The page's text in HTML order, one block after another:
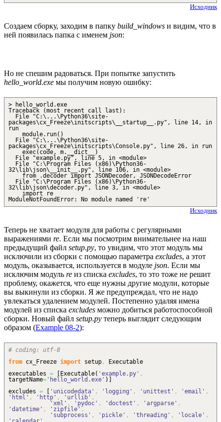
Исходник
Создаем сборку, заходим в папку build_windows и видим, что в
ней появилась папка с именем json:
Но не спешим радоваться. При попытке запустить
hello_world.exe мы получим новую ошибку:
> hello_world.exe
Traceback (most recent call last):
File "C:\...\Python36\site-
packages\cx_Freeze\initscripts\__startup__.py", line 14, in
run
module.run()
File "C:\...\Python36\site-
packages\cx_Freeze\initscripts\Console.py", line 26, in run
exec(code, m.__dict__)
File "example.py", line 5, in <module>
File "C:\Program Files (x86)\Python36-
32\lib\json\__init__.py", line 106, in <module>
from .decoder import JSONDecoder, JSONDecodeError
File "C:\Program Files (x86)\Python36-
32\lib\json\decoder.py", line 3, in <module>
import re
ModuleNotFoundError: No module named 're'
Исходник
Теперь не хватает модуля для работы с регулярными
выражениями re. Если мы посмотрим внимательнее на наш
предыдущий файл setup.py, то увидим, что этот модуль мы
исключили из сборки с помощью параметра excludes, а этот
модуль, оказывается, используется в модуле json. Если мы
исключим модуль re из списка excludes, то это тоже не решит
проблему, окажется, что еще нужны другие модули, которые
вы выкинули из сборки. Я же предупреждал, что не надо
увлекаться удалением модулей. Постепенно удаляя имена
модулей из списка excludes можно добиться работоспособной
сборки. Новый файл setup.py теперь выглядит следующим
образом (Example 08-2):
# coding: utf-8
from cx_Freeze import setup,
Executable
executables = Executable( 'example.py' ,
targetName= 'hello_world.exe' )
excludes = 'unicodedata' , 'logging' , 'unittest' , 'email' ,
'html' , 'http' , 'urllib' ,
'xml' , 'pydoc' , 'doctest' , 'argparse' ,
'datetime' , 'zipfile' ,
'subprocess' , 'pickle' , 'threading' , 'locale' ,